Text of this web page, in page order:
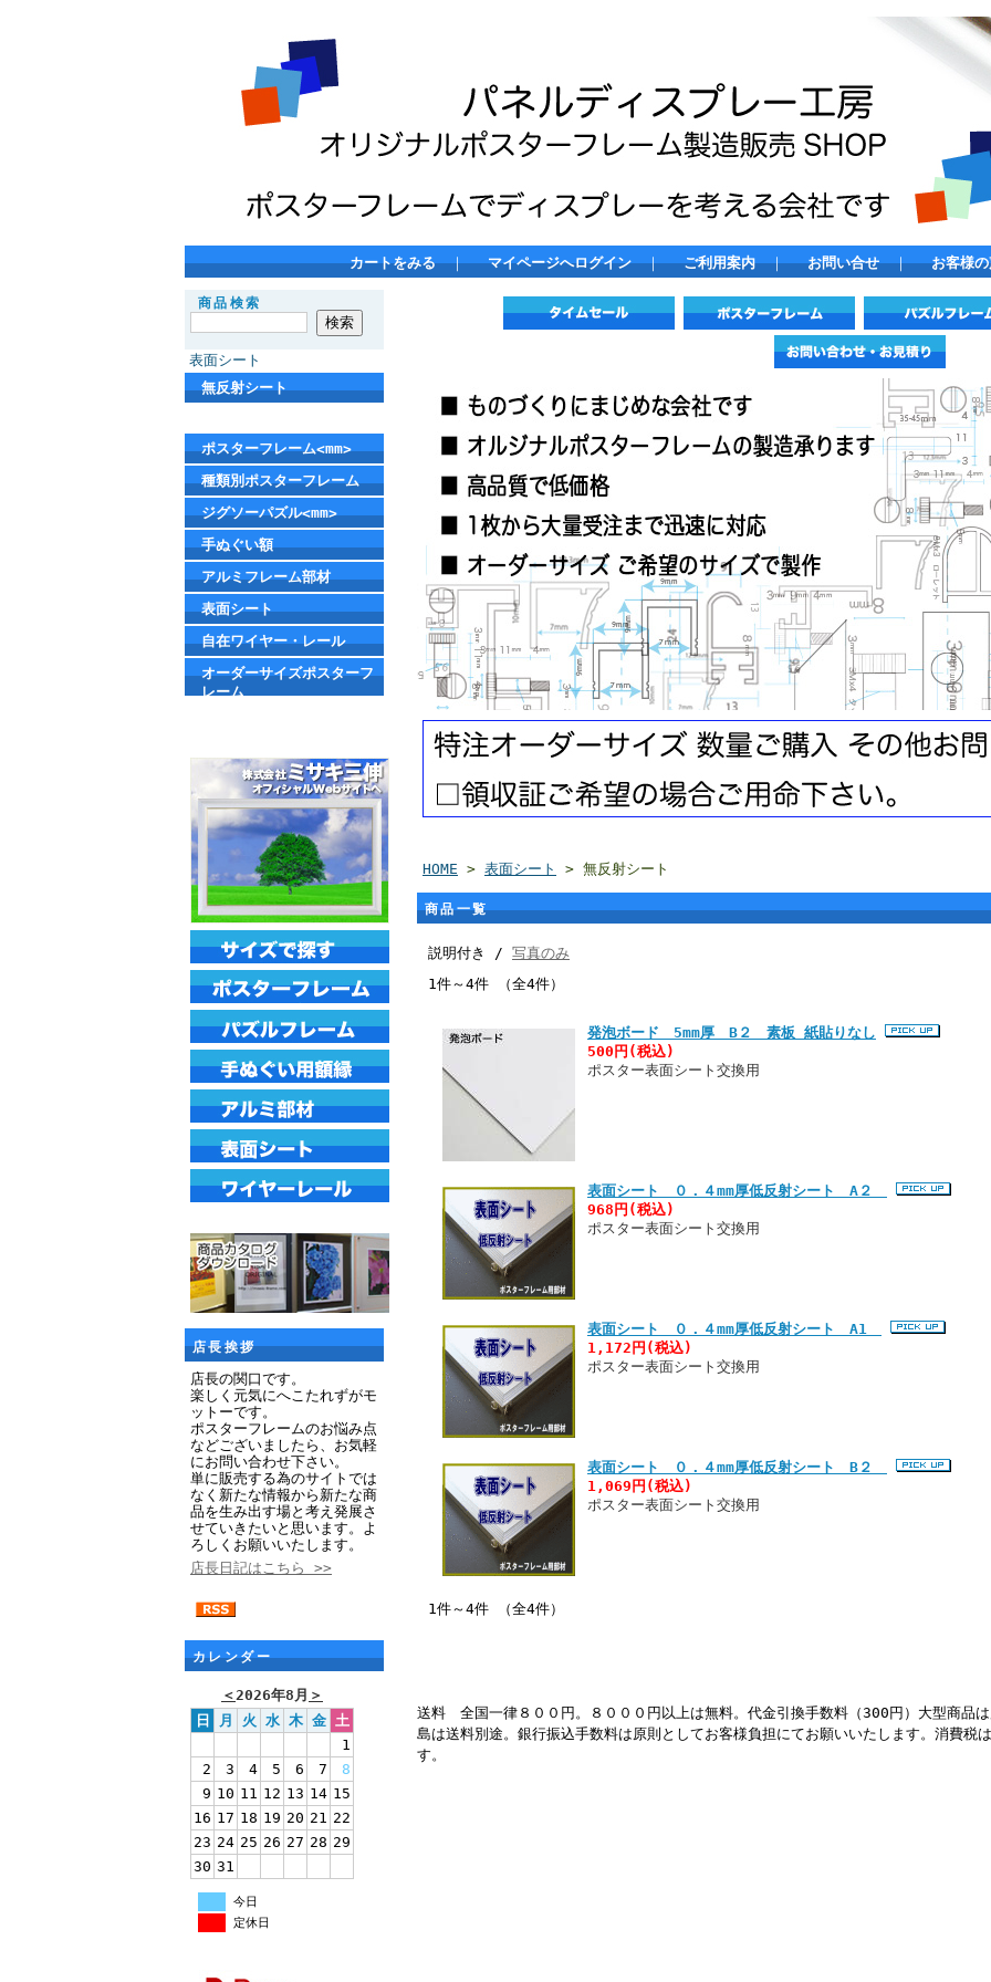
カートをみる ｜ マイページへログイン ｜ ご利用案内 ｜ お問い合せ ｜ お客様
商品検索
表面シート
無反射シート
ポスターフレーム<mm>
種類別ポスターフレーム
ジグソーパズル<mm>
手ぬぐい額
アルミフレーム部材
表面シート
自在ワイヤー・レール
オーダーサイズポスターフ
レーム
店長挨拶
店長の関口です。
楽しく元気にへこたれずがモ
ットーです。
ポスターフレームのお悩み点
などございましたら、お気軽
にお問い合わせ下さい。
単に販売する為のサイトでは
なく新たな情報から新たな商
品を生み出す場と考え発展さ
せていきたいと思います。よ
ろしくお願いいたします。
店長日記はこちら >>
カレンダー
＜2026年8月 ＞
日
月 火 水 木 金 土
1
2
3 4 5 6 7
8
9 10 11 12 13 14 15
16 17 18 19 20 21 22
23 24 25 26 27 28 29
30 31
今日
定休日
HOME > 表面シート > 無反射シート
商品一覧
説明付き / 写真のみ
1件～4件 （全4件）
発泡ボード 5mm厚 B２ 素板 紙貼りなし
500円(税込)
ポスター表面シート交換用
表面シート ０．４mm厚低反射シート A２
968円(税込)
ポスター表面シート交換用
表面シート ０．４mm厚低反射シート A1
1,172円(税込)
ポスター表面シート交換用
表面シート ０．４mm厚低反射シート B２
1,069円(税込)
ポスター表面シート交換用
1件～4件 （全4件）
送料 全国一律８００円。８０００円以上は無料。 代金引換手数料（300円） 大型商品
島は送料別途。銀行振込手数料は原則としてお客様負担にてお願いいたします。消費
す。